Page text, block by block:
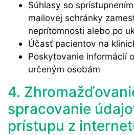
Súhlasy so
mailovej schránky
neprítomnosti alebo po
Účasť pacientov na
Poskytovanie informácií
určeným osobám
4.
spracovanie
prístupu z